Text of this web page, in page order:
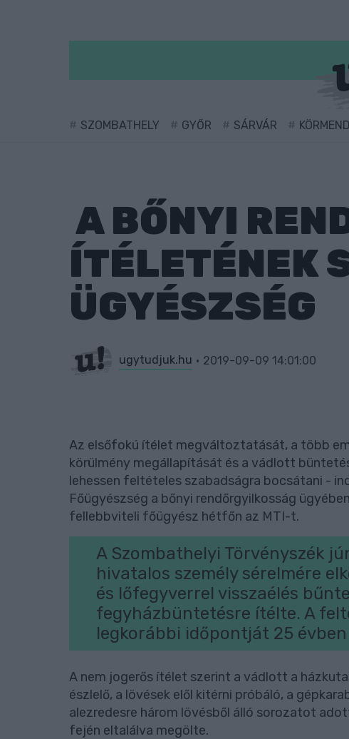
SZOMBATHELY GYŐR SÁRVÁR KÖRMEND
A BŐNYI
ÍTÉLETÉNEK
ÜGYÉSZSÉG
ugytudjuk.hu 2019-09-09 14:01:00
Az elsőfokú ítélet megváltoztatását, a több
körülmény megállapítását és a vádlott
lehessen feltételes szabadságra bocsátani -
Főügyészség a bőnyi rendőrgyilkosság
fellebbviteli főügyész hétfőn az MTI-t.
A Szombathelyi Törvényszék
hivatalos személy sérelmére
és lőfegyverrel visszaélés
fegyházbüntetésre ítélte. A
legkorábbi időpontját 25
A nem jogerős ítélet szerint a vádlott a
észlelő, a lövések elől kitérni próbáló, a
alezredesre három lövésből álló sorozatot
fején eltalálva megölte.